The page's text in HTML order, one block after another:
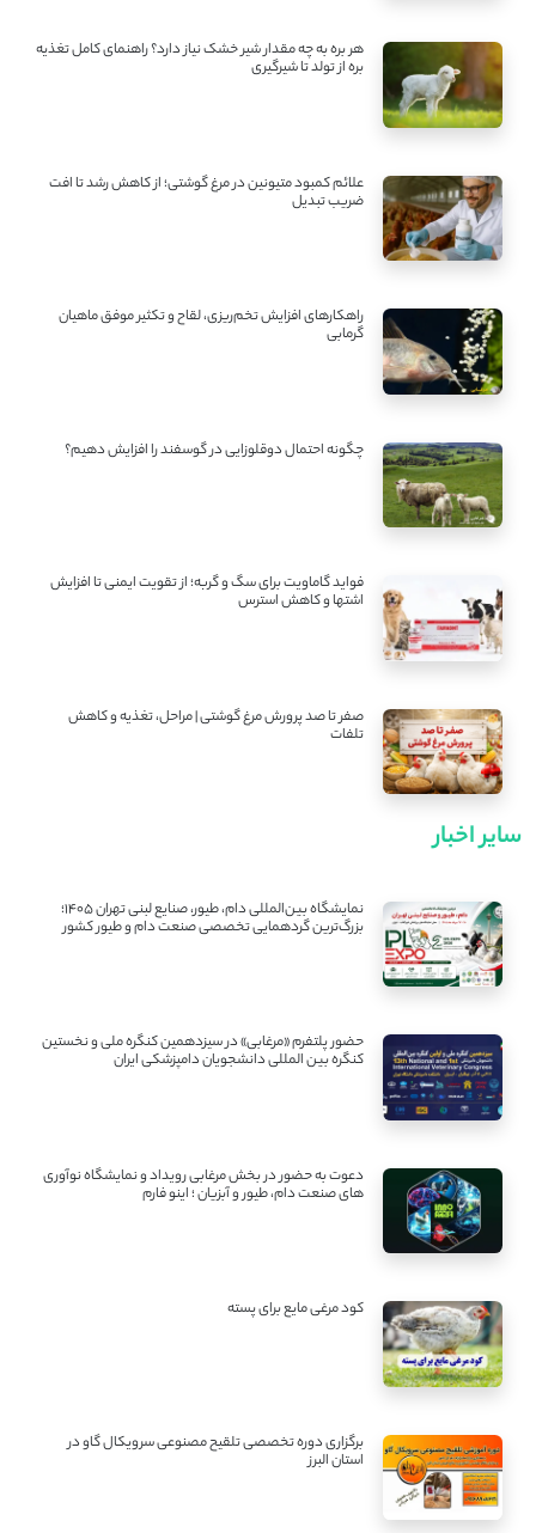
هر بره به چه مقدار شیر خشک نیاز دارد؟ راهنمای کامل تغذیه
بره از تولد تا شیرگیری
علائم کمبود متیونین در مرغ گوشتی؛ از کاهش رشد تا افت
ضریب تبدیل
راهکارهای افزایش تخم‌ریزی، لقاح و تکثیر موفق ماهیان
گرمابی
چگونه احتمال دوقلوزایی در گوسفند را افزایش دهیم؟
فواید گاماویت برای سگ و گربه؛ از تقویت ایمنی تا افزایش
اشتها و کاهش استرس
صفر تا صد پرورش مرغ گوشتی | مراحل، تغذیه و کاهش
تلفات
سایر اخبار
نمایشگاه بین‌المللی دام، طیور، صنایع لبنی تهران ۱۴۰۵؛
بزرگ‌ترین گردهمایی تخصصی صنعت دام و طیور کشور
حضور پلتفرم «مرغابی» در سیزدهمین کنگره ملی و نخستین
کنگره بین ‌المللی دانشجویان دامپزشکی ایران
دعوت به حضور در بخش مرغابی رویداد و نمایشگاه نوآوری
های صنعت دام، طیور و آبزیان ؛ اینو فارم
کود مرغی مایع برای پسته
برگزاری دوره تخصصی تلقیح مصنوعی سرویکال گاو در
استان البرز